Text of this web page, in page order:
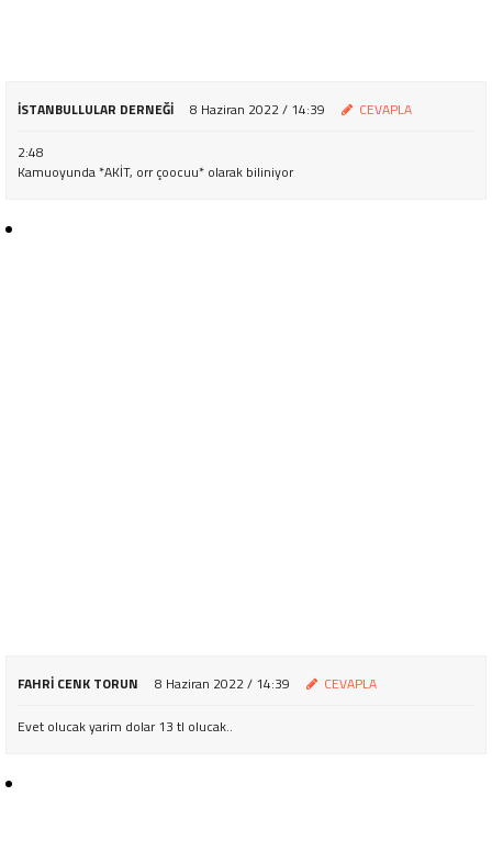
İSTANBULLULAR DERNEĞI 8 Haziran 2022 / 14:39 CEVAPLA
2:48
Kamuoyunda *AKİT, orr çoocuu* olarak biliniyor
FAHRI CENK TORUN 8 Haziran 2022 / 14:39 CEVAPLA
Evet olucak yarim dolar 13 tl olucak..